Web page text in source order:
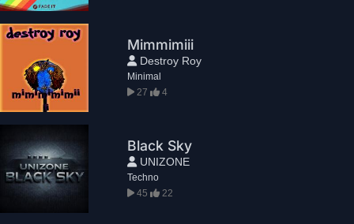
Mimmimiii
Destroy Roy
Minimal
27
4
Black Sky
UNIZONE
Techno
45
22